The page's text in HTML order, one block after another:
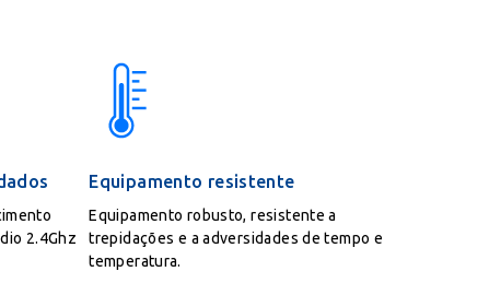
2.4Ghz
Equipamento resistente
Equipamento robusto, resistente a
trepidações e a adversidades de tempo e
temperatura.